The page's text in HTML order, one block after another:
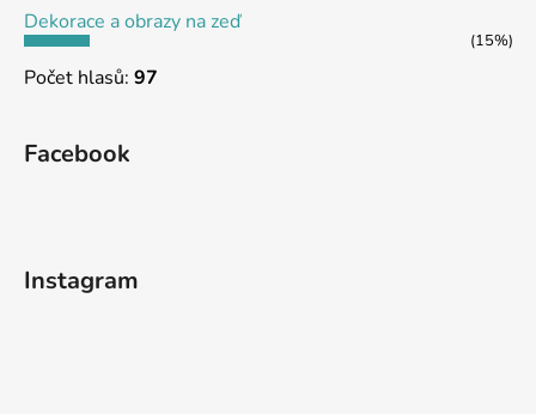
Dekorace a obrazy na zeď
(15%)
Počet hlasů: 97
Facebook
Instagram